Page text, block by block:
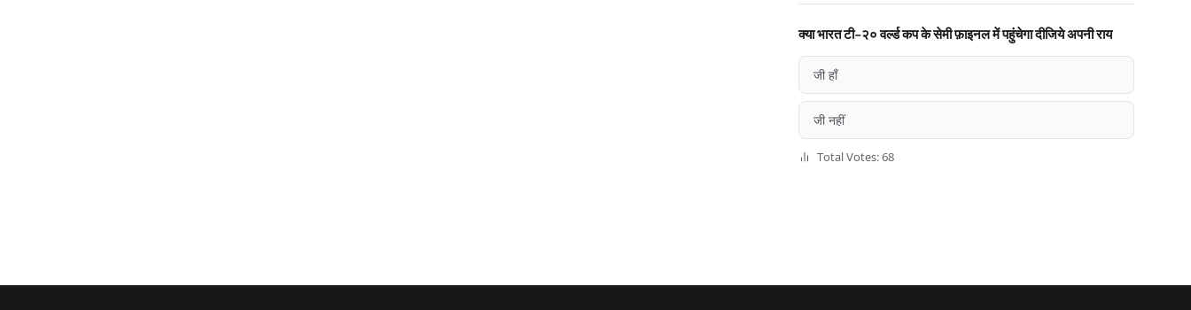
क्या भारत टी-२० वर्ल्ड कप के सेमी फ़ाइनल में पहुंचेगा दीजिये अपनी राय
जी हाँ
जी नहीं
Total Votes: 68